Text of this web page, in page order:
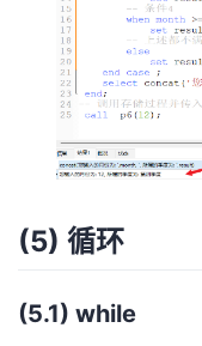
(5) 循环
(5.1) while